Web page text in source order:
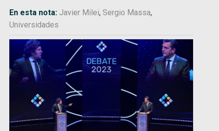
En esta nota: Javier Milei,Sergio Massa,
Universidades